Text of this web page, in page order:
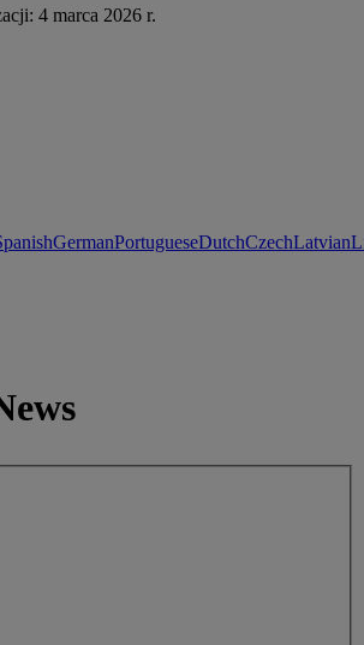
4 marca 2026 r.
GermanPortugueseDutchCzechLatvian